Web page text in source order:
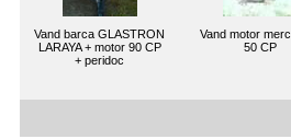
Vand barca GLASTRON
LARAYA + motor 90 CP
+ peridoc
Vand motor
50 CP